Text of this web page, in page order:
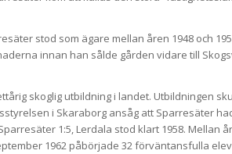
stod som ägare mellan åren 1948 och
innan han sålde gården vidare till
skoglig utbildning i landet. Utbildningen
i Skaraborg ansåg att Sparresäter
1:5, Lerdala stod klart 1958. Mellan
1962 påbörjade 32 förväntansfulla